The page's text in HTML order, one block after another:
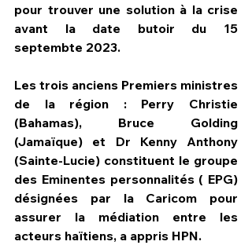
pour trouver une solution à la crise
avant la date butoir du 15
septembte 2023.
Les trois anciens Premiers ministres
de la région : Perry Christie
(Bahamas), Bruce Golding
(Jamaïque) et Dr Kenny Anthony
(Sainte-Lucie) constituent le groupe
des Eminentes personnalités ( EPG)
désignées par la Caricom pour
assurer la médiation entre les
acteurs haïtiens, a appris HPN.